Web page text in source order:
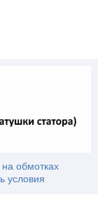
обмотках
условия